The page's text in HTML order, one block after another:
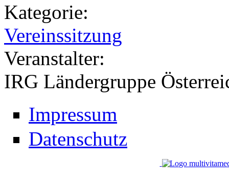
Kategorie:
Vereinssitzung
Veranstalter:
IRG Ländergruppe
Impressum
Datenschutz